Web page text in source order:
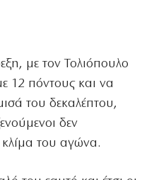
με τον Τολιόπουλο
12 πόντους και να
του δεκαλέπτου,
δεν
του αγώνα.